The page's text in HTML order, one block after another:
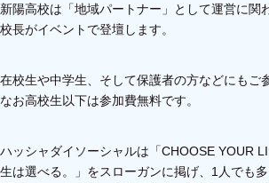
新陽高校は「地域パートナー」として運営に関
校長がイベントで登壇します。
在校生や中学生、そして保護者の方などにもご
なお高校生以下は参加費無料です。
ハッシャダイソーシャルは「CHOOSE YOUR
生は選べる。」をスローガンに掲げ、1人でも